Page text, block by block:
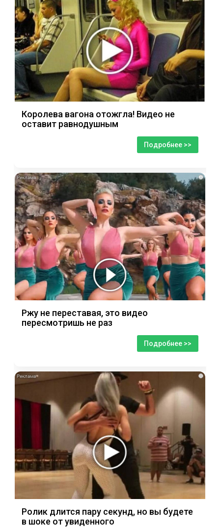
Королева вагона отожгла! Видео не
оставит равнодушным
Подробнее >>
i
Ржу не переставая, это видео
пересмотришь не раз
Подробнее >>
i
Ролик длится пару секунд, но вы будете
в шоке от увиденного